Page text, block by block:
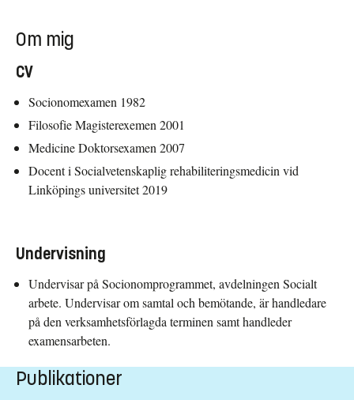
Om mig
CV
Socionomexamen 1982
Filosofie Magisterexemen 2001
Medicine Doktorsexamen 2007
Docent i Socialvetenskaplig rehabiliteringsmedicin vid
Linköpings universitet 2019
Undervisning
Undervisar på Socionomprogrammet, avdelningen Socialt
arbete. Undervisar om samtal och bemötande, är handledare
på den verksamhetsförlagda terminen samt handleder
examensarbeten.
Publikationer